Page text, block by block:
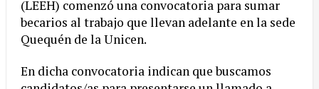
(LEEH) comenzó una convocatoria para sumar
becarios al trabajo que llevan adelante en la sede
Quequén de la Unicen.
En dicha convocatoria indican que buscamos